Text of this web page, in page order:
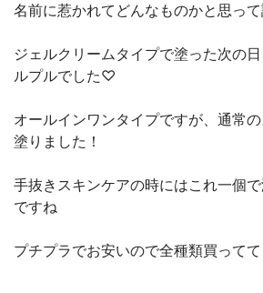
名前に惹かれてどんなものかと思っ
ジェルクリームタイプで塗った次の
ルプルでした♡
オールインワンタイプですが、通常
塗りました！
手抜きスキンケアの時にはこれ一個
ですね
プチプラでお安いので全種類買って